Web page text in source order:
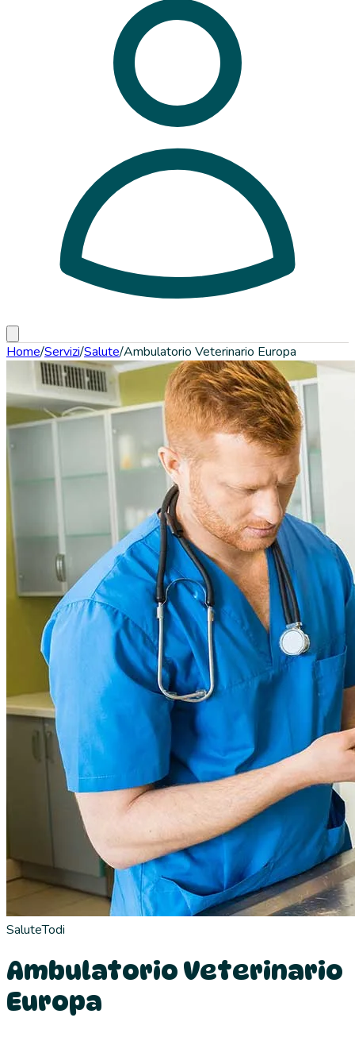
Home/Servizi/Salute/Ambulatorio Veterinario Europa
SaluteTodi
Ambulatorio Veterinario
Europa